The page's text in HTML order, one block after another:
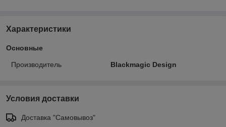
Характеристики
Основные
Производитель Blackmagic Design
Условия доставки
Доставка "Самовывоз"